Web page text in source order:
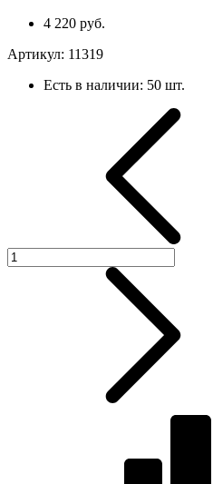
4 220 руб.
Артикул: 11319
Есть в наличии: 50 шт.